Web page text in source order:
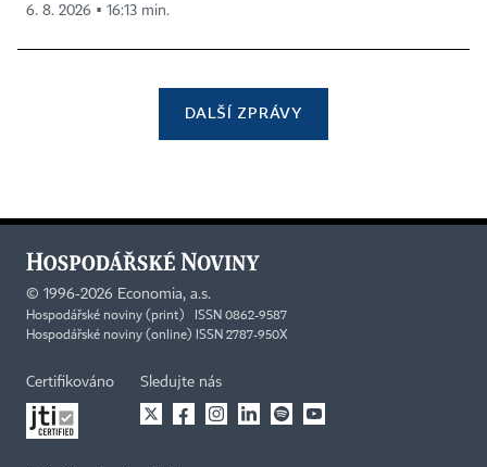
6. 8. 2026 ▪ 16:13 min.
DALŠÍ ZPRÁVY
© 1996-2026 Economia, a.s.
Hospodářské noviny (print) ISSN 0862-9587
Hospodářské noviny (online) ISSN 2787-950X
Certifikováno Sledujte nás